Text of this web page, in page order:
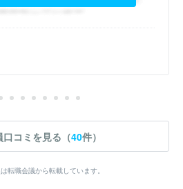
コミを見る（40件）
転職会議から転載しています。